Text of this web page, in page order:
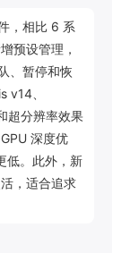
，相比 6 系
预设管理，
、暂停和恢
v14、
超分辨率效果
深度优
低。此外，新
，适合追求